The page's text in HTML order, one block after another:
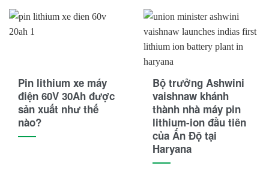
Pin lithium xe máy
điện 60V 30Ah được
sản xuất như thế
nào?
Bộ trưởng Ashwini
vaishnaw khánh
thành nhà máy pin
lithium-ion đầu tiên
của Ấn Độ tại
Haryana